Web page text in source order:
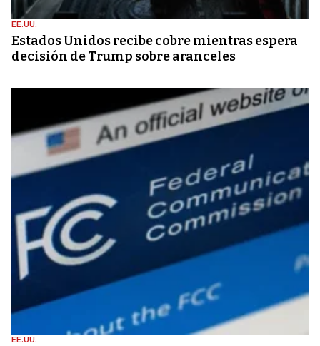
EE.UU.
Estados Unidos recibe cobre mientras espera
decisión de Trump sobre aranceles
EE.UU.